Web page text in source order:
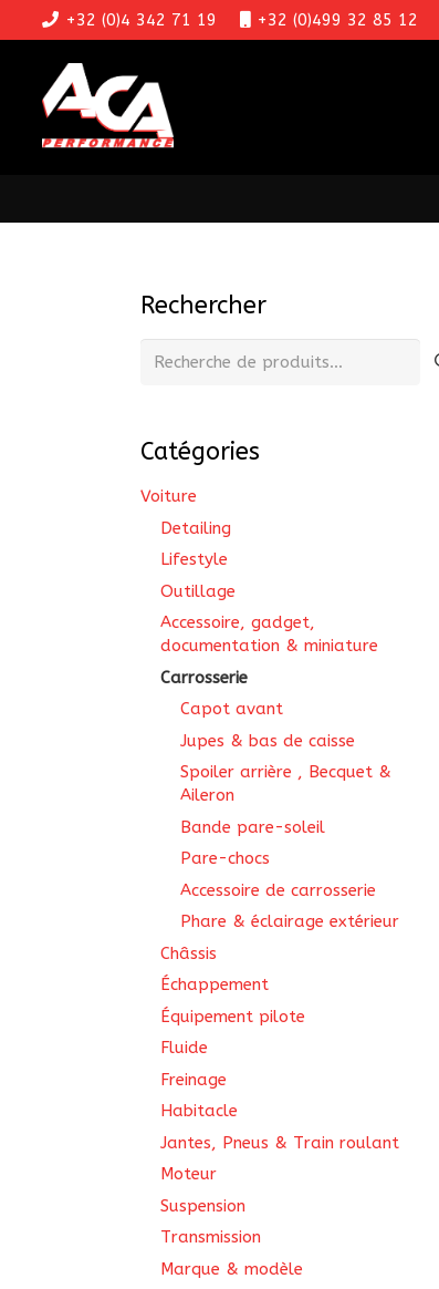
+32 (0)4 342 71 19 +32 (0)499 32 85 12
Rechercher
Recherche
Catégories
Voiture
Detailing
Lifestyle
Outillage
Accessoire, gadget,
documentation & miniature
Carrosserie
Capot avant
Jupes & bas de caisse
Spoiler arrière , Becquet &
Aileron
Bande pare-soleil
Pare-chocs
Accessoire de carrosserie
Phare & éclairage extérieur
Châssis
Échappement
Équipement pilote
Fluide
Freinage
Habitacle
Jantes, Pneus & Train roulant
Moteur
Suspension
Transmission
Marque & modèle